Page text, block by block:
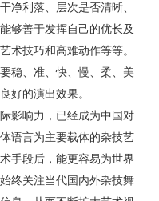
净利落、层次是否清晰、
够善于发挥自己的优长及
术技巧和高难动作等等。
稳、准、快、慢、柔、美
好的演出效果。
响力，已经成为中国对
语言为主要载体的杂技艺
手段后，能更容易为世界
终关注当代国内外杂技舞